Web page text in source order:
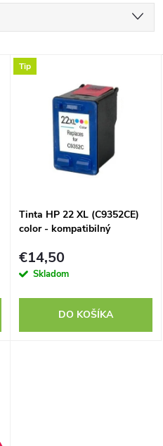
Tip
Tinta HP 22 XL (C9352CE)
color - kompatibilný
€14,50
Skladom
DO KOŠÍKA